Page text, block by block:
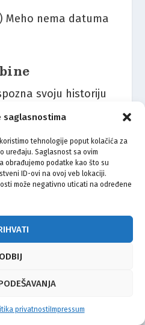
saglasnostima
tehnologije poput kolačića za
uređaju. Saglasnost sa ovim
obrađujemo podatke kao što su
ID-ovi na ovoj veb lokaciji.
može negativno uticati na određene
ODBIJ
privatnosti Impressum
Meho nema datuma
svoju historiju
Ovim riječima
svoju knjigu
logoru”, u kojoj
dokumentacije i
napraviti evidenciju
ovom logoru smrti.
Alija Hodžić je
za Jasenovac.
u Jasenovac Aliju